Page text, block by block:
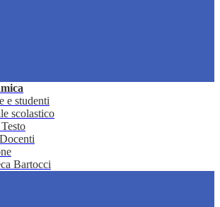
e studenti
scolastico
Bartocci